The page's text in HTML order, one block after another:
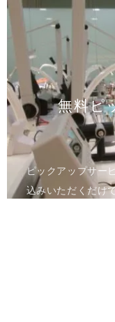
無料ピ
ピックアップサー
込みいただくだけ